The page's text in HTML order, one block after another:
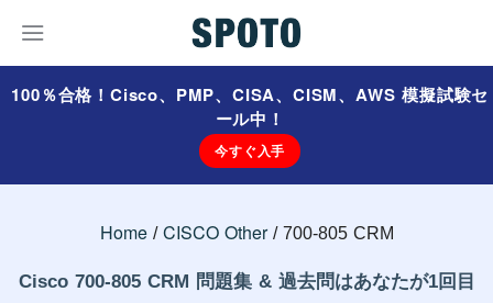
100％合格！Cisco、PMP、CISA、CISM、AWS 模擬試験セ
ール中！
今すぐ入手
Home CISCO Other 700-805 CRM
Cisco 700-805 CRM 問題集 & 過去問はあなたが1回目